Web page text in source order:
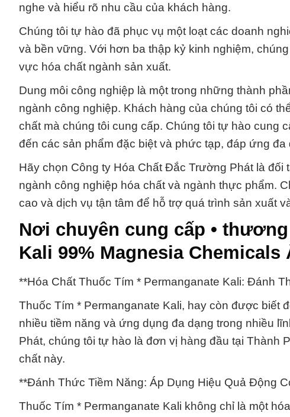
nghe và hiểu rõ nhu cầu của khách hàng.
Chúng tôi tự hào đã phục vụ một loạt các doanh
và bền vững. Với hơn ba thập kỷ kinh nghiệm,
vực hóa chất ngành sản xuất.
Dung môi công nghiệp là một trong những thành
ngành công nghiệp. Khách hàng của chúng tôi có
chất mà chúng tôi cung cấp. Chúng tôi tự hào cung
đến các sản phẩm đặc biệt và phức tạp, đáp ứng
Hãy chọn Công ty Hóa Chất Đắc Trường Phát là
ngành công nghiệp hóa chất và ngành thực phẩm.
cao và dịch vụ tận tâm để hỗ trợ quá trình sản xuất
Nơi chuyên cung cấp •
Kali 99% Magnesia
**Hóa Chất Thuốc Tím * Permanganate Kali: Đánh
Thuốc Tím * Permanganate Kali, hay còn được biết
nhiều tiềm năng và ứng dụng đa dạng trong nhiều
Phát, chúng tôi tự hào là đơn vị hàng đầu tại Thành
chất này.
**Đánh Thức Tiềm Năng: Áp Dụng Hiệu Quả Động
Thuốc Tím * Permanganate Kali không chỉ là một